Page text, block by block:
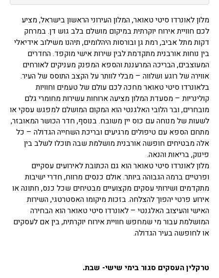
מלון לאונרדו סיטי טאואר, המלון העירוני הראשון בישראל, מציע
לכם חוויית אירוח יוקרתית במיקום מושלם בלב גוש דן. במרחק
דקות מתל אביב, רמת גן ובורסות היהלומים, תיהנו משילוב אידיאלי
בין נוחות אורבנית מתקדמת לבין שירות אישי מוקפד. החדרים
המעוצבים, הבריכה המרעננת והספא המפנק מעניקים לאורחים
אווירה של רוגע ושלווה – מבלי לוותר על הקצב התוסס של העיר.
בלאונרדו סיטי טאואר מחכה לכם עולם של טעמים וחוויות
קולינריות – מסעדת המלון מציעה ארוחות עשירות מחומרי גלם
מובחרים, ובר הלובי האלגנטי הוא המקום המושלם למפגש עסקי או
לשעות של מנוחה עם כוס יין משובח. בנוסף, חדר הכושר המאובזר,
מתחם הספא עם טיפולים מרגיעים ובריכת השחייה הגדולה – כל
אלה מבטיחים חופשה אורבנית מושלמת שבה תוכלו לשלב בין
פינוק, בריאות והנאה.
מלון לאונרדו סיטי טאואר הוא גם הכתובת לאירועים עסקיים
ופרטיים ברמה הגבוהה ביותר. אולם כנסים מרווח, חדרי ישיבות
מתקדמים ושירותי עסקים מקצועיים מבטיחים שכל כנס, חתונה או
אירוע פרטי יהפוך להצלחה. בזכות מיקומו האסטרטגי, השירות
האישי והעיצוב האלגנטי – לאונרדו סיטי טאואר הוא הבחירה
המושלמת עבור מי שמחפש חוויית אירוח יוקרתית, בין אם לעסקים
או לחופשה בעיר הגדולה.
טרקלין העסקים סגור בימי שישי- שבת.